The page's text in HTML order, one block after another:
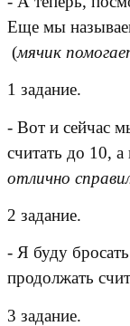
Еще мы
(мячик
1
- Вот и сейчас
считать до 10,
отлично
2 задание.
- Я буду
продолжать
3 задание.